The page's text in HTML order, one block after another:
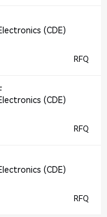
(CDE)
RFQ
(CDE)
RFQ
(CDE)
RFQ